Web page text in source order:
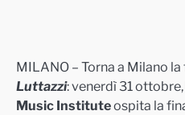
MILANO – Torna a Milano la
Luttazzi: venerdì 31
Music Instituteospita la